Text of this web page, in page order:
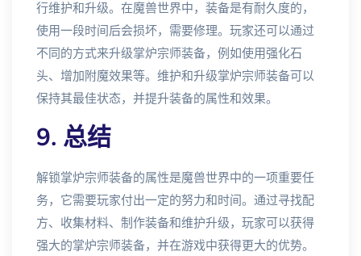
行维护和升级。在魔兽世界中，装备是有耐久度的，
使用一段时间后会损坏，需要修理。玩家还可以通过
不同的方式来升级掌炉宗师装备，例如使用强化石
头、增加附魔效果等。维护和升级掌炉宗师装备可以
保持其最佳状态，并提升装备的属性和效果。
9. 总结
解锁掌炉宗师装备的属性是魔兽世界中的一项重要任
务，它需要玩家付出一定的努力和时间。通过寻找配
方、收集材料、制作装备和维护升级，玩家可以获得
强大的掌炉宗师装备，并在游戏中获得更大的优势。